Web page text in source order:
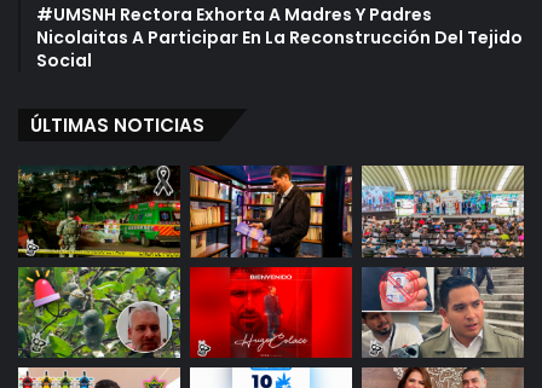
#UMSNH Rectora Exhorta A Madres Y Padres
Nicolaitas A Participar En La Reconstrucción Del Tejido
Social
ÚLTIMAS NOTICIAS